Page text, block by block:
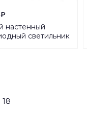
₽
настенный
светильник